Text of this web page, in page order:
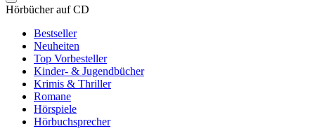
Hörbücher auf CD
Bestseller
Neuheiten
Top Vorbesteller
Kinder- & Jugendbücher
Krimis & Thriller
Romane
Hörspiele
Hörbuchsprecher